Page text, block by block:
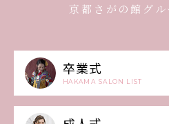
京都さがの館グ
卒業式
HAKAMA SALON LIST